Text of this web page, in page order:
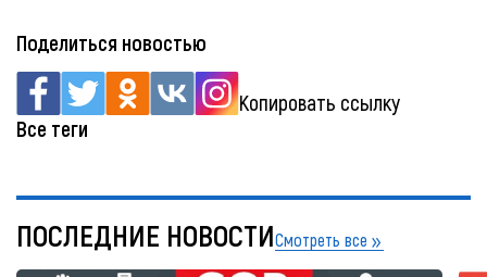
Поделиться новостью
Копировать ссылку
Все теги
ПОСЛЕДНИЕ НОВОСТИСмотреть все